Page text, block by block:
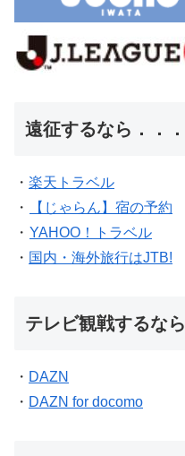
遠征するなら．．．
・ 楽天トラベル
・
【じゃらん】宿の予約
・ YAHOO！トラベル
・ 国内・海外旅行はJTB!
テレビ観戦するなら
・ DAZN
・ DAZN for docomo